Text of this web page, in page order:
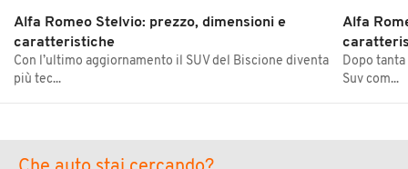
Alfa Romeo Stelvio: prezzo, dimensioni e
caratteristiche
Con l’ultimo aggiornamento il SUV del Biscione diventa
più tec...
Alfa
Dopo tanta
Suv com...